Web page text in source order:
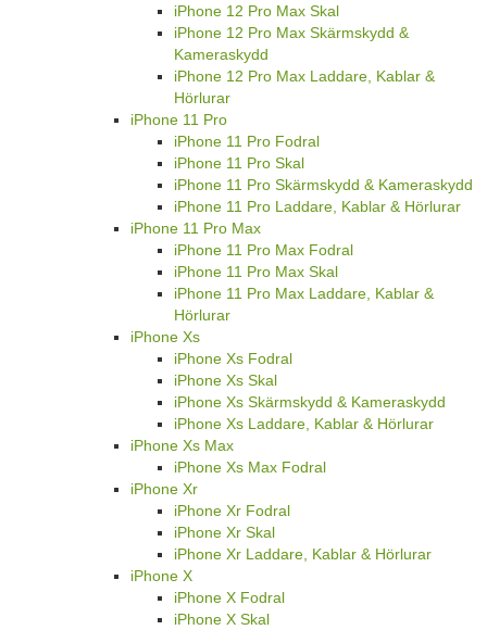
iPhone 12 Pro Max Skal
iPhone 12 Pro Max Skärmskydd &
Kameraskydd
iPhone 12 Pro Max Laddare, Kablar &
Hörlurar
iPhone 11 Pro
iPhone 11 Pro Fodral
iPhone 11 Pro Skal
iPhone 11 Pro Skärmskydd & Kameraskydd
iPhone 11 Pro Laddare, Kablar & Hörlurar
iPhone 11 Pro Max
iPhone 11 Pro Max Fodral
iPhone 11 Pro Max Skal
iPhone 11 Pro Max Laddare, Kablar &
Hörlurar
iPhone Xs
iPhone Xs Fodral
iPhone Xs Skal
iPhone Xs Skärmskydd & Kameraskydd
iPhone Xs Laddare, Kablar & Hörlurar
iPhone Xs Max
iPhone Xs Max Fodral
iPhone Xr
iPhone Xr Fodral
iPhone Xr Skal
iPhone Xr Laddare, Kablar & Hörlurar
iPhone X
iPhone X Fodral
iPhone X Skal